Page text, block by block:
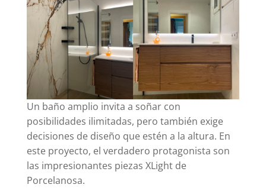
Un baño amplio invita a soñar con
posibilidades ilimitadas, pero también exige
decisiones de diseño que estén a la altura. En
este proyecto, el verdadero protagonista son
las impresionantes piezas XLight de
Porcelanosa.